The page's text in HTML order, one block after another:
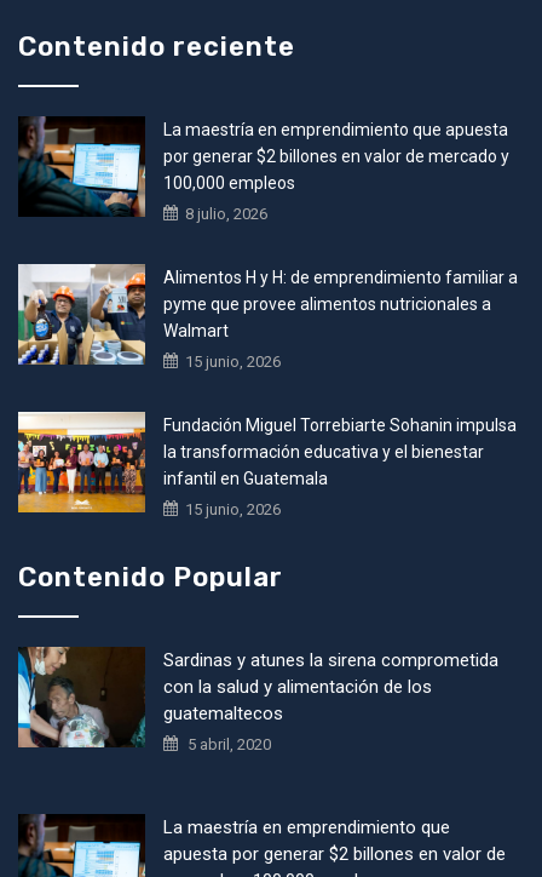
Contenido reciente
La maestría en emprendimiento que apuesta
por generar $2 billones en valor de mercado y
100,000 empleos
8 julio, 2026
Alimentos H y H: de emprendimiento familiar a
pyme que provee alimentos nutricionales a
Walmart
15 junio, 2026
Fundación Miguel Torrebiarte Sohanin impulsa
la transformación educativa y el bienestar
infantil en Guatemala
15 junio, 2026
Contenido Popular
Sardinas y atunes la sirena comprometida
con la salud y alimentación de los
guatemaltecos
5 abril, 2020
La maestría en emprendimiento que
apuesta por generar $2 billones en valor de